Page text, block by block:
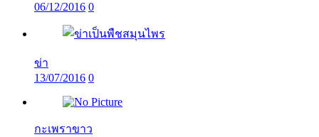
06/12/2016 0
ข่า
13/07/2016 0
กะเพราขาว